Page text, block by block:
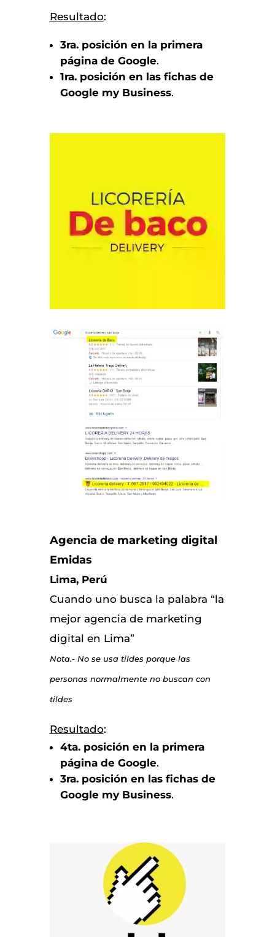
Resultado:
3ra. posición en la primera
página de Google.
1ra. posición en las fichas de
Google my Business.
Agencia de marketing digital
Emidas
Lima, Perú
Cuando uno busca la palabra “la
mejor agencia de marketing
digital en Lima”
Nota.- No se usa tildes porque las
personas normalmente no buscan con
tildes
Resultado:
4ta. posición en la primera
página de Google.
3ra. posición en las fichas de
Google my Business.